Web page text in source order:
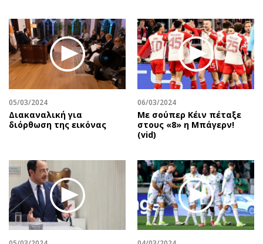
05/03/2024
Διακαναλική για
διόρθωση της εικόνας
06/03/2024
Με σούπερ Κέιν πέταξε
στους «8» η Μπάγερν!
(vid)